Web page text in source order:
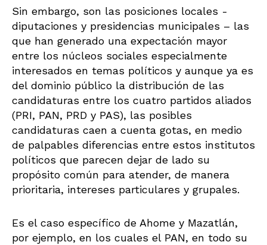
Sin embargo, son las posiciones locales -
diputaciones y presidencias municipales – las
que han generado una expectación mayor
entre los núcleos sociales especialmente
interesados en temas políticos y aunque ya es
del dominio público la distribución de las
candidaturas entre los cuatro partidos aliados
(PRI, PAN, PRD y PAS), las posibles
candidaturas caen a cuenta gotas, en medio
de palpables diferencias entre estos institutos
políticos que parecen dejar de lado su
propósito común para atender, de manera
prioritaria, intereses particulares y grupales.
Es el caso específico de Ahome y Mazatlán,
por ejemplo, en los cuales el PAN, en todo su